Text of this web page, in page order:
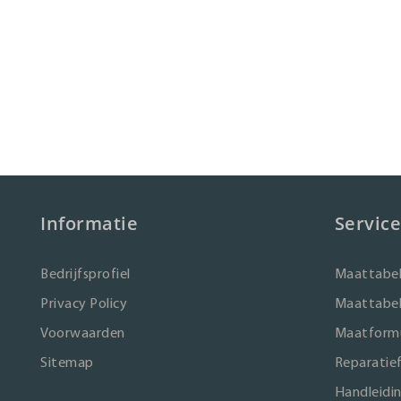
Informatie
Bedrijfsprofiel
Privacy Policy
Voorwaarden
Sitemap
Service